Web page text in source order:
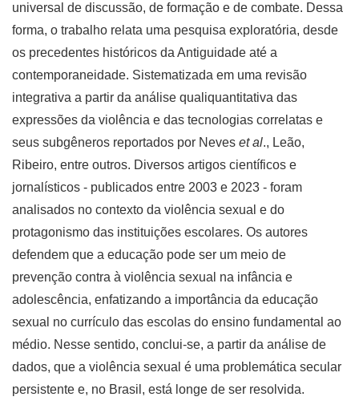
universal de discussão, de formação e de combate. Dessa
forma, o trabalho relata uma pesquisa exploratória, desde
os precedentes históricos da Antiguidade até a
contemporaneidade. Sistematizada em uma revisão
integrativa a partir da análise qualiquantitativa das
expressões da violência e das tecnologias correlatas e
seus subgêneros reportados por Neves et al., Leão,
Ribeiro, entre outros. Diversos artigos científicos e
jornalísticos - publicados entre 2003 e 2023 - foram
analisados no contexto da violência sexual e do
protagonismo das instituições escolares. Os autores
defendem que a educação pode ser um meio de
prevenção contra à violência sexual na infância e
adolescência, enfatizando a importância da educação
sexual no currículo das escolas do ensino fundamental ao
médio. Nesse sentido, conclui-se, a partir da análise de
dados, que a violência sexual é uma problemática secular
persistente e, no Brasil, está longe de ser resolvida.